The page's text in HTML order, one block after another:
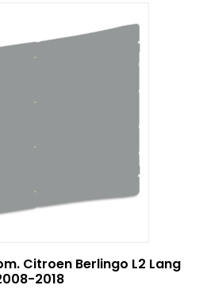
Citroen Berlingo L2 Lang
2018